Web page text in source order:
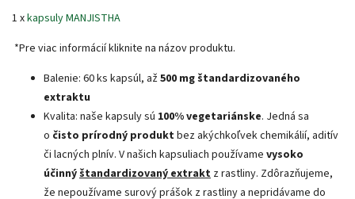
1 xkapsuly MANJISTHA
*Pre viac informácií kliknite na názov produktu.
Balenie: 60 ks kapsúl, až500 mg štandardizovaného
extraktu
Kvalita: naše kapsuly sú 100% vegetariánske. Jedná sa
o čisto prírodný produktbez akýchkoľvek chemikálií, aditív
či lacných plnív. V našich kapsuliach používame vysoko
účinnýštandardizovaný extrakt z rastliny. Zdôrazňujeme,
že nepoužívame surový prášok z rastliny a nepridávame do